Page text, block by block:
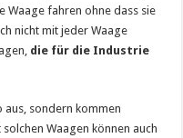
Waage fahren ohne dass sie
nicht mit jeder Waage
die für die Industrie
aus, sondern kommen
solchen Waagen können auch